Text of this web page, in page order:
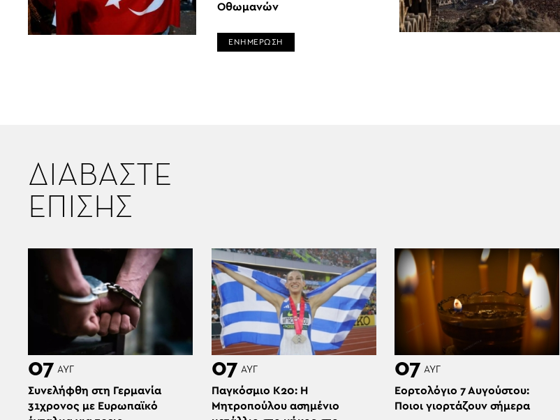
Οθωμανών
ΕΝΗΜΕΡΩΣΗ
ΔΙΑΒΑΣΤΕ
ΕΠΙΣΗΣ
07 ΑΥΓ
Συνελήφθη στη Γερμανία
31χρονος με Ευρωπαϊκό
07 ΑΥΓ
Παγκόσμιο Κ20: Η
Μητροπούλου ασημένιο
07 ΑΥΓ
Εορτολόγιο 7 Αυγούστου:
Ποιοι γιορτάζουν σήμερα